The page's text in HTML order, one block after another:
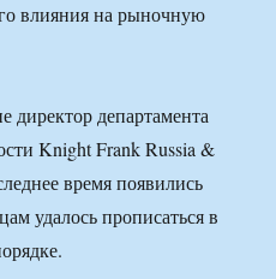
влияния на рыночную
директор департамента
Knight Frank Russia &
время появились
удалось прописаться в